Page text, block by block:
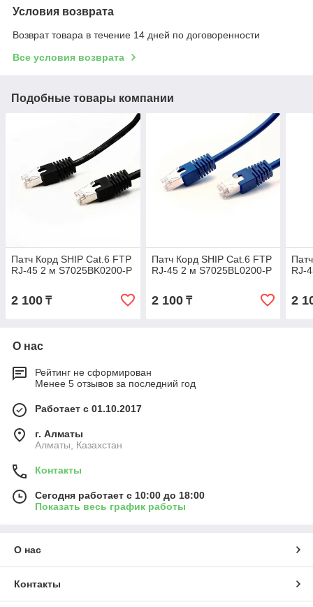
Условия возврата
Возврат товара в течение 14 дней по договоренности
Все условия возврата
Подобные товары компании
Патч Корд SHIP Cat.6 FTP
RJ-45 2 м S7025BK0200-P
2 100 ₸
Патч Корд SHIP Cat.6 FTP
RJ-45 2 м S7025BL0200-P
2 100₸
RJ-
2
О нас
Рейтинг не сформирован
Менее 5 отзывов за последний год
Работает с 01.10.2017
г. Алматы
Алматы, Казахстан
Контакты
Сегодня работает с 10:00 до 18:00
Показать весь график работы
О нас
Контакты